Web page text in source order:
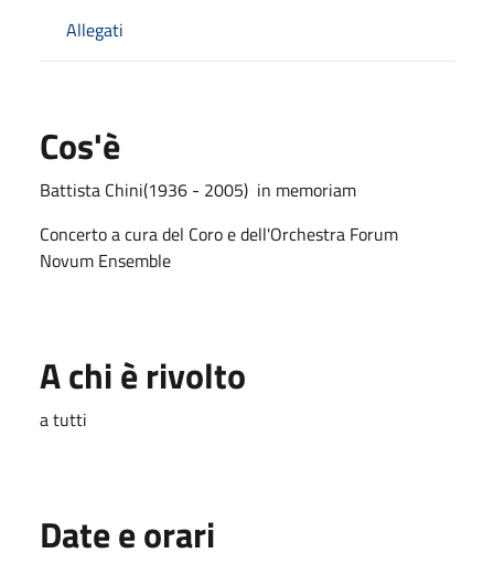
Allegati
Cos'è
Battista Chini(1936 - 2005) in memoriam
Concerto a cura del Coro e dell'Orchestra Forum
Novum Ensemble
A chi è rivolto
a tutti
Date e orari